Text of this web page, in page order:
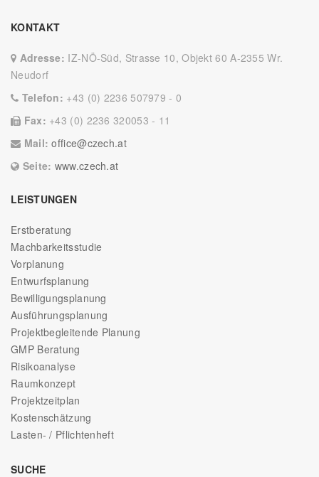
KONTAKT
Adresse: IZ-NÖ-Süd, Strasse 10, Objekt 60 A-2355 Wr.
Neudorf
Telefon: +43 (0) 2236 507979 - 0
Fax: +43 (0) 2236 320053 - 11
Mail:office@czech.at
Seite: www.czech.at
LEISTUNGEN
Erstberatung
Machbarkeitsstudie
Vorplanung
Entwurfsplanung
Bewilligungsplanung
Ausführungsplanung
Projektbegleitende Planung
GMP Beratung
Risikoanalyse
Raumkonzept
Projektzeitplan
Kostenschätzung
Lasten- / Pflichtenheft
SUCHE